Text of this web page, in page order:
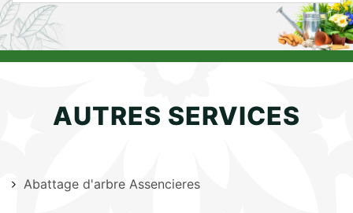
AUTRES SERVICES
Abattage d'arbre Assencieres